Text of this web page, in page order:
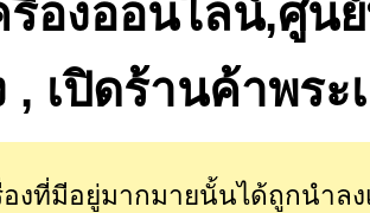
รื่องออนไลน์,ศูน
, เปิดร้านค้าพร
องที่มีอยู่มากมายนั้นได้ถูกนำลง